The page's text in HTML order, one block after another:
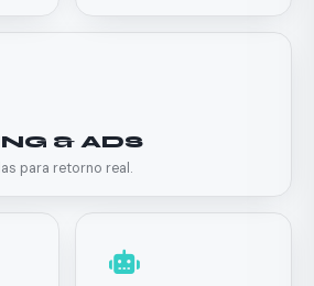
& ADS
para retorno real.